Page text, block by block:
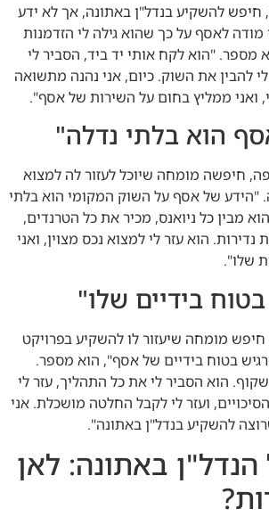
להשקיע בנדל"ן באתונה, אך לא ידע
לאסף על כך שהוא גילה לי הזדמנות
מספר. "הוא לקח אותי יד ביד, הסביר לי
להבין את השוק. כיום, אני נהנה מתשואה
ואני ממליץ בחום על השירות של אסף".
הוא בלתי נדלה"
חיפשה מומחה שיוכל לעזור לה למצוא
"הידע של אסף על השוק המקומי הוא בלתי
מבין כל ניואנס, מכיר את כל הטרנדים,
נדירות. הוא עזר לי למצוא נכס מצוין, ואני
שלו".
בידיים שלו"
חיפש מומחה שיעזור לו להשקיע בפרויקט
בטוח בידיים של אסף", הוא מספר.
הוא הסביר לי את כל התהליך, עזר לי
ועזר לי לקבל החלטה מושכלת. אני
להשקיע בנדל"ן באתונה".
באתונה: לאן